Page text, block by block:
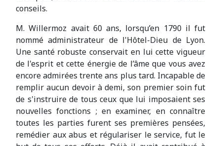
conseils.
M. Willermoz avait 60 ans, lorsqu’en 1790 il fut
nommé administrateur de l'Hôtel-Dieu de Lyon.
Une santé robuste conservait en lui cette vigueur
de l'esprit et cette énergie de l’âme que vous avez
encore admirées trente ans plus tard. Incapable de
remplir aucun devoir à demi, son premier soin fut
de s'instruire de tous ceux que lui imposaient ses
nouvelles fonctions ; en examiner, en connaître
toutes les parties furent ses premières pensées,
remédier aux abus et régulariser le service, fut le